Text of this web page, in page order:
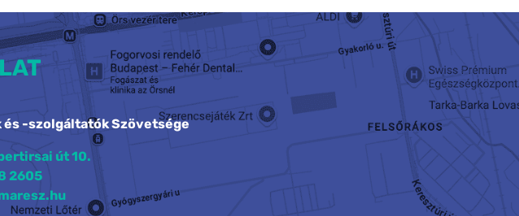
és -szolgáltatók Szövetsége
út 10.
2605